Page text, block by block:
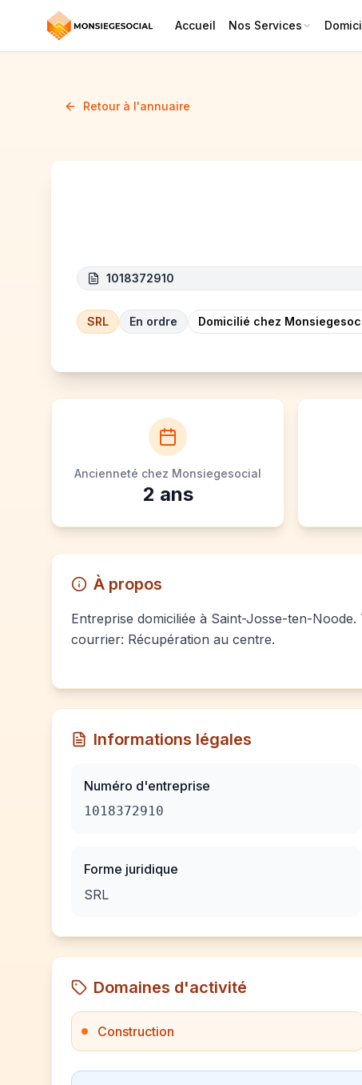
Accueil Nos Services
Retour à l'annuaire
1018372910
SRL En ordre Domicilié chez
Ancienneté chez Monsiegesocial
2 ans
À propos
Entreprise domiciliée à Saint-Josse-ten-
courrier: Récupération au centre.
Informations légales
Numéro d'entreprise
1018372910
Forme juridique
SRL
Domaines d'activité
Construction